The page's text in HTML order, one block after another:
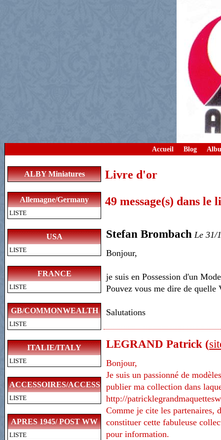
Accueil Blog
ALBY Miniatures
Allemagne/Germany
LISTE
USA
LISTE
FRANCE
LISTE
GB/COMMONWEALTH
LISTE
ITALIE/ITALY
LISTE
ACCESSOIRES/ACCESSORIES
LISTE
APRES 1945/ POST WW
LISTE
Livre d'or
49 message(s) dans le
Stefan Brombach Le 31/
Bonjour,
je suis en Possession d'un
Pouvez vous me dire de quelle
Salutations
LEGRAND Patrick (
Bonjour,
Je suis un passionné de
publier ma collection dans
http://
Comme je cite les partenaires,
constituer cette fabuleuse
pour information.